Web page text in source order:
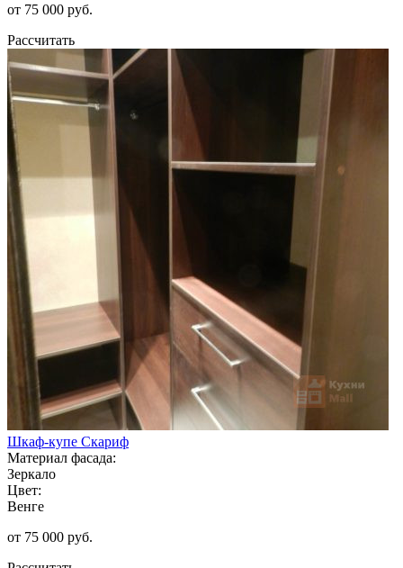
от 75 000 руб.
Рассчитать
Шкаф-купе Скариф
Материал фасада:
Зеркало
Цвет:
Венге
от 75 000 руб.